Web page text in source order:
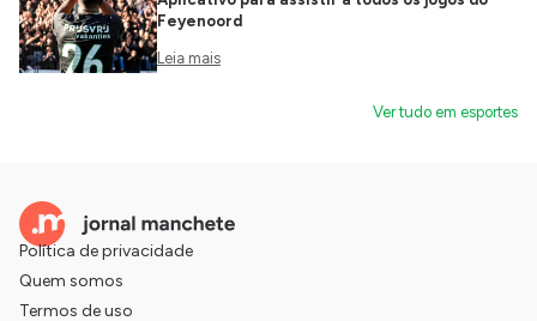
Feyenoord
Leia mais
Ver tudo em esportes
Política de privacidade
Quem somos
Termos de uso